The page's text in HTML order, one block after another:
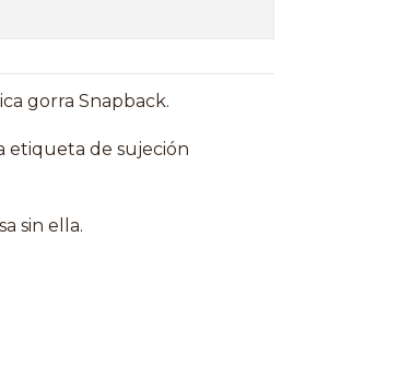
gorra Snapback.
etiqueta de sujeción
sin ella.